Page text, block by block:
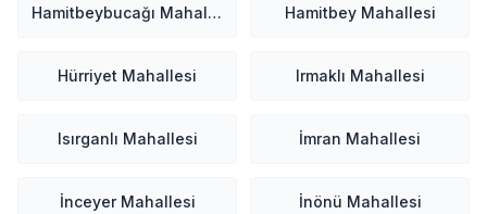
Hamitbeybucağı Mahallesi Hamitbey Mahallesi
Hürriyet Mahallesi Irmaklı Mahallesi
Isırganlı Mahallesi İmran Mahallesi
İnceyer Mahallesi İnönü Mahallesi